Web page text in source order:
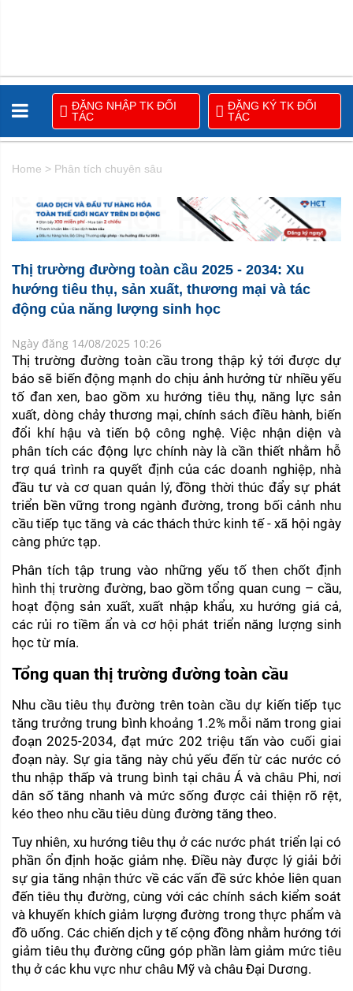
ĐĂNG NHẬP TK ĐỐI
TÁC
ĐĂNG KÝ TK ĐỐI
TÁC
Home > Phân tích chuyên sâu
Thị trường đường toàn cầu 2025 - 2034: Xu
hướng tiêu thụ, sản xuất, thương mại và tác
động của năng lượng sinh học
Ngày đăng 14/08/2025 10:26
Thị trường đường toàn cầu trong thập kỷ tới được dự
báo sẽ biến động mạnh do chịu ảnh hưởng từ nhiều yếu
tố đan xen, bao gồm xu hướng tiêu thụ, năng lực sản
xuất, dòng chảy thương mại, chính sách điều hành, biến
đổi khí hậu và tiến bộ công nghệ. Việc nhận diện và
phân tích các động lực chính này là cần thiết nhằm hỗ
trợ quá trình ra quyết định của các doanh nghiệp, nhà
đầu tư và cơ quan quản lý, đồng thời thúc đẩy sự phát
triển bền vững trong ngành đường, trong bối cảnh nhu
cầu tiếp tục tăng và các thách thức kinh tế - xã hội ngày
càng phức tạp.
Phân tích tập trung vào những yếu tố then chốt định
hình thị trường đường, bao gồm tổng quan cung – cầu,
hoạt động sản xuất, xuất nhập khẩu, xu hướng giá cả,
các rủi ro tiềm ẩn và cơ hội phát triển năng lượng sinh
học từ mía.
Tổng quan thị trường đường toàn cầu
Nhu cầu tiêu thụ đường trên toàn cầu dự kiến tiếp tục
tăng trưởng trung bình khoảng 1.2% mỗi năm trong giai
đoạn 2025-2034, đạt mức 202 triệu tấn vào cuối giai
đoạn này. Sự gia tăng này chủ yếu đến từ các nước có
thu nhập thấp và trung bình tại châu Á và châu Phi, nơi
dân số tăng nhanh và mức sống được cải thiện rõ rệt,
kéo theo nhu cầu tiêu dùng đường tăng theo.
Tuy nhiên, xu hướng tiêu thụ ở các nước phát triển lại có
phần ổn định hoặc giảm nhẹ. Điều này được lý giải bởi
sự gia tăng nhận thức về các vấn đề sức khỏe liên quan
đến tiêu thụ đường, cùng với các chính sách kiểm soát
và khuyến khích giảm lượng đường trong thực phẩm và
đồ uống. Các chiến dịch y tế cộng đồng nhằm hướng tới
giảm tiêu thụ đường cũng góp phần làm giảm mức tiêu
thụ ở các khu vực như châu Mỹ và châu Đại Dương.